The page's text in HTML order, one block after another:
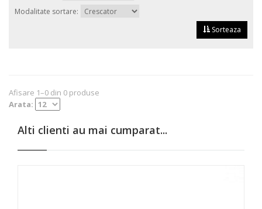
Modalitate sortare:
Sorteaza
Afisare 1–0 din 0 produse
Arata:
Alti clienti au mai cumparat...